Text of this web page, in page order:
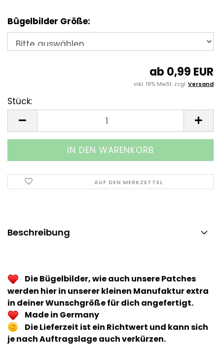
Bügelbilder Größe:
ab 0,99 EUR
inkl. 19% MwSt. zzgl.Versand
Stück:
AUF DEN MERKZETTEL
Beschreibung
Die Bügelbilder, wie auch unsere Patches
werden hier in unserer kleinen Manufaktur extra
in deiner Wunschgröße für dich angefertigt.
Made in Germany
Die Lieferzeit ist ein Richtwert und kann sich
je nach Auftragslage auch verkürzen.